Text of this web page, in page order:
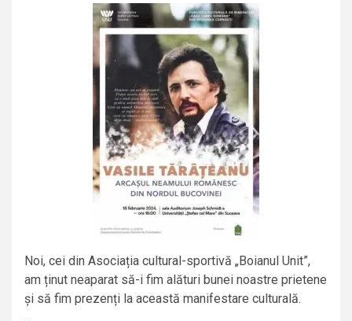
Noi, cei din Asociația cultural-sportivă „Boianul Unit”,
am ținut neaparat să-i fim alături bunei noastre prietene
și să fim prezenți la această manifestare culturală.